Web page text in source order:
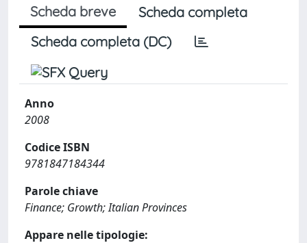
Scheda breve
Scheda completa
Scheda completa (DC)
Anno
2008
Codice ISBN
9781847184344
Parole chiave
Finance; Growth; Italian Provinces
Appare nelle tipologie: